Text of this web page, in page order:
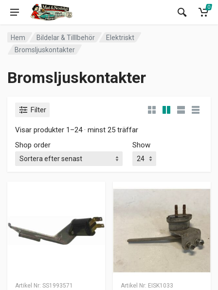
0
Hem Bildelar & Tilllbehör
Elektriskt
Bromsljuskontakter
Bromsljuskontakter
Filter
Visar produkter 1–24 · minst 25 träffar
Shop order
Show
Artikel Nr: SS1993571 Artikel Nr: EISK1033